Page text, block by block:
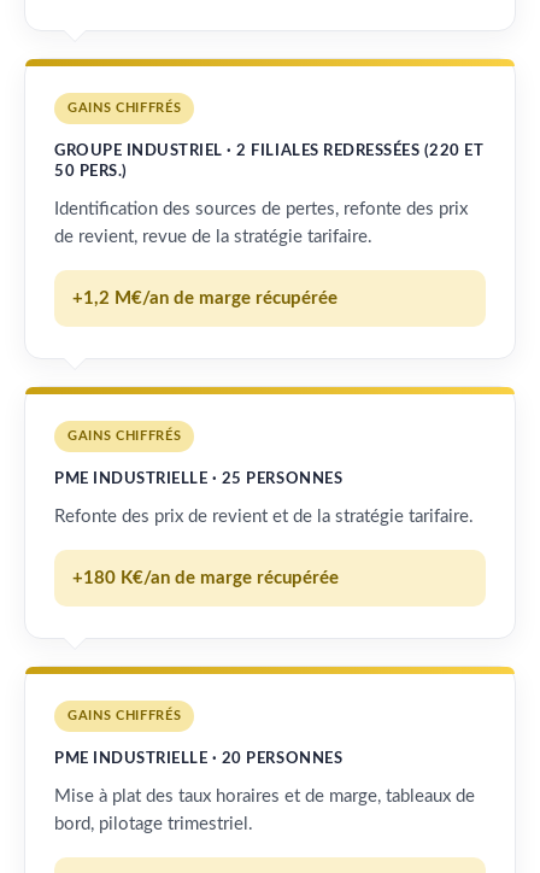
GAINS CHIFFRÉS
GROUPE INDUSTRIEL · 2 FILIALES REDRESSÉES (220 ET
50 PERS.)
Identification des sources de pertes, refonte des prix
de revient, revue de la stratégie tarifaire.
+1,2 M€/an de marge récupérée
GAINS CHIFFRÉS
PME INDUSTRIELLE · 25 PERSONNES
Refonte des prix de revient et de la stratégie tarifaire.
+180 K€/an de marge récupérée
GAINS CHIFFRÉS
PME INDUSTRIELLE · 20 PERSONNES
Mise à plat des taux horaires et de marge, tableaux de
bord, pilotage trimestriel.